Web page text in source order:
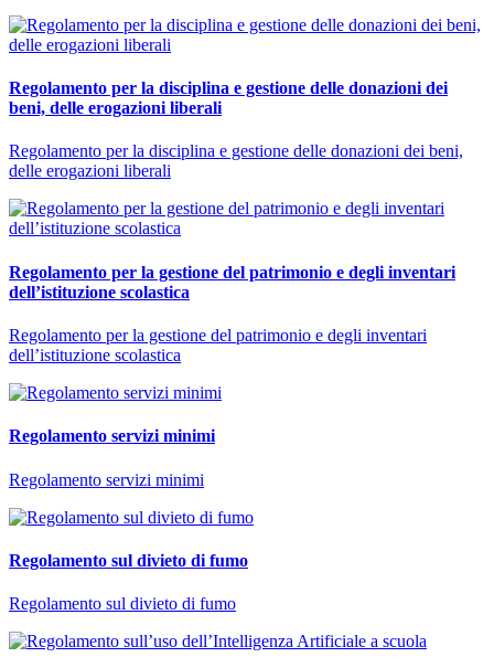
Regolamento per la disciplina e gestione delle donazioni dei
beni, delle erogazioni liberali
Regolamento per la disciplina e gestione delle donazioni dei beni,
delle erogazioni liberali
Regolamento per la gestione del patrimonio e degli inventari
dell’istituzione scolastica
Regolamento per la gestione del patrimonio e degli inventari
dell’istituzione scolastica
Regolamento servizi minimi
Regolamento servizi minimi
Regolamento sul divieto di fumo
Regolamento sul divieto di fumo